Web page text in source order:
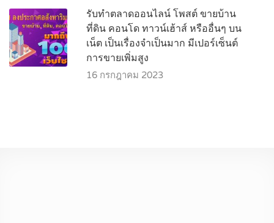
รับทำตลาดออนไลน์ โพสต์ ขายบ้าน
ที่ดิน คอนโด ทาวน์เฮ้าส์ หรืออื่นๆ บน
เน็ต เป็นเรื่องจำเป็นมาก มีเปอร์เซ็นต์
การขายเพิ่มสูง
16 กรกฎาคม 2023